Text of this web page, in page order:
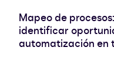
Mapeo de
identificar
automatización en